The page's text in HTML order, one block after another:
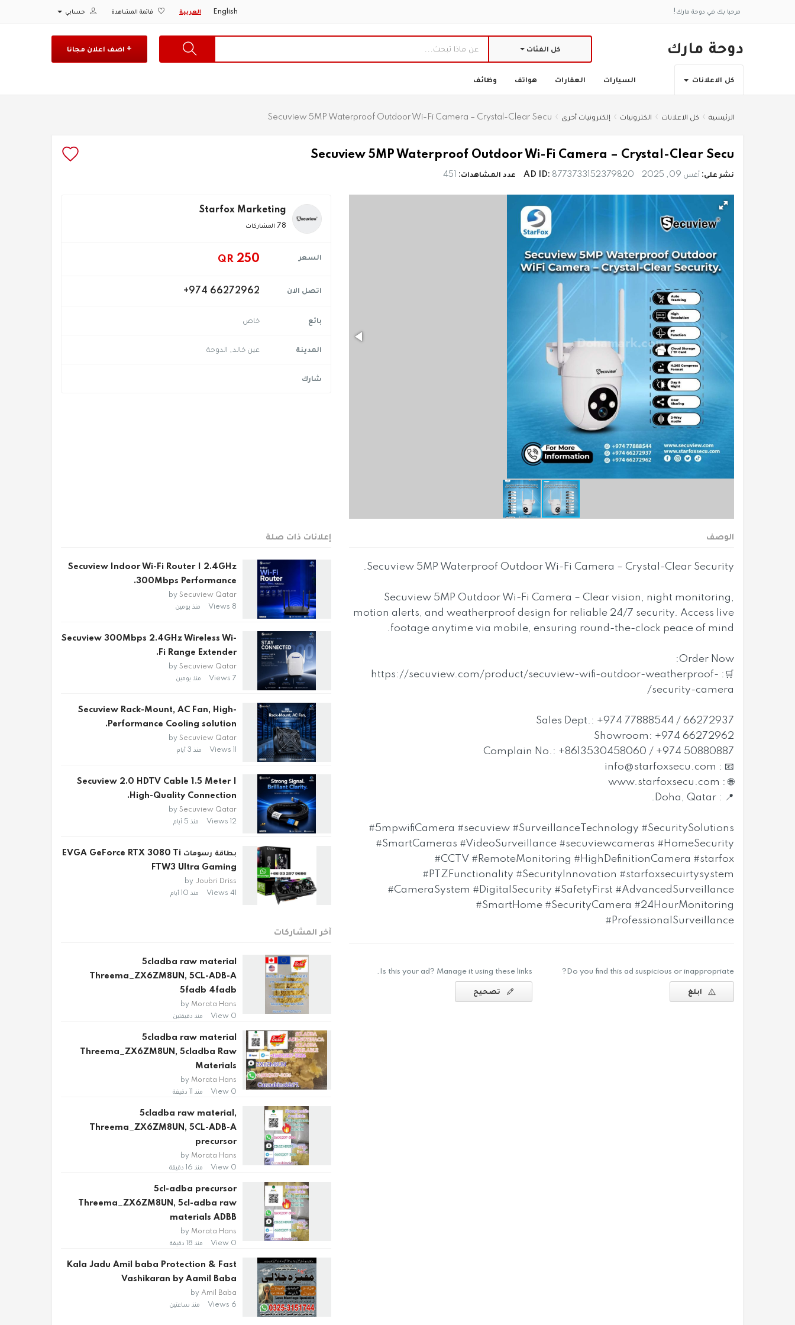
مرحبا بك في دوحة مارك! English العربية قائمة المشاهدة حسابي
دوحة مارك + اضف اعلان مجانا كل الفئات
كل الاعلانات السيارات العقارات هواتف وظائف
الرئيسية كل الاعلانات الكترونيات إلكترونيات أخرى Secuview 5MP Waterproof Outdoor Wi-Fi Camera – Crystal-Clear Secu
Secuview 5MP Waterproof Outdoor Wi-Fi Camera – Crystal-Clear Secu
نشر على: أغس 09, 2025 AD ID: 8773733152379820 عدد المشاهدات: 451
Starfox Marketing
78 المشاركات
السعر QR 250
اتصل الان +974 66272962
بائع خاص
المدينة عين خالد, الدوحة
شارك
الوصف
Secuview 5MP Waterproof Outdoor Wi-Fi Camera – Crystal-Clear Security.
Secuview 5MP Outdoor Wi-Fi Camera – Clear vision, night monitoring,
motion alerts, and weatherproof design for reliable 24/7 security. Access live
footage anytime via mobile, ensuring round-the-clock peace of mind.
Order Now:
🛒: https://secuview.com/product/secuview-wifi-outdoor-weatherproof-
security-camera/
Sales Dept.: +974 77888544 / 66272937
Showroom: +974 66272962
Complain No.: +8613530458060 / +974 50880887
📧 :
info@starfoxsecu.com
🌐 : www.starfoxsecu.com
📍 : Doha, Qatar.
#5mpwifiCamera #secuview #SurveillanceTechnology #SecuritySolutions
#SmartCameras #VideoSurveillance #secuviewcameras #HomeSecurity
#CCTV #RemoteMonitoring #HighDefinitionCamera #starfox
#PTZFunctionality #SecurityInnovation #starfoxsecuirtysystem
#CameraSystem #DigitalSecurity #SafetyFirst #AdvancedSurveillance
#SmartHome #SecurityCamera #24HourMonitoring
#ProfessionalSurveillance
Do you find this ad suspicious or inappropriate?
ابلغ
Is this your ad? Manage it using these links.
تصحيح
إعلانات ذات صلة
Secuview Indoor Wi-Fi Router | 2.4GHz
300Mbps Performance.
by Secuview Qatar
8 Views
منذ يومين
Secuview 300Mbps 2.4GHz Wireless Wi-
Fi Range Extender.
by Secuview Qatar
7 Views
منذ يومين
Secuview Rack-Mount, AC Fan, High-
Performance Cooling solution.
by Secuview Qatar
منذ 3 أيام
Secuview 2.0 HDTV Cable 1.5 Meter |
High-Quality Connection.
by Secuview Qatar
12 Views
منذ 5 أيام
بطاقة رسومات EVGA GeForce RTX 3080 Ti
FTW3 Ultra Gaming
by Joubri Driss
41 Views
منذ 10 أيام
آخر المشاركات
5cladba raw material
Threema_ZX6ZM8UN, 5CL-ADB-A
5fadb 4fadb
by Morata Hans
0 View
منذ دقيقتين
5cladba raw material
Threema_ZX6ZM8UN, 5cladba Raw
Materials
by Morata Hans
0 View
منذ 11 دقيقة
5cladba raw material,
Threema_ZX6ZM8UN, 5CL-ADB-A
precursor
by Morata Hans
0 View
منذ 16 دقيقة
5cl-adba precursor
Threema_ZX6ZM8UN, 5cl-adba raw
materials ADBB
by Morata Hans
0 View
منذ 18 دقيقة
Kala Jadu Amil baba Protection & Fast
Vashikaran by Aamil Baba
by Amil Baba
6 Views
منذ ساعتين